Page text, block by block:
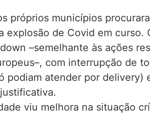
próprios municípios
explosão de Covid em curso.
–semelhante às ações
com interrupção de
podiam atender por delivery)
viu melhora na situação